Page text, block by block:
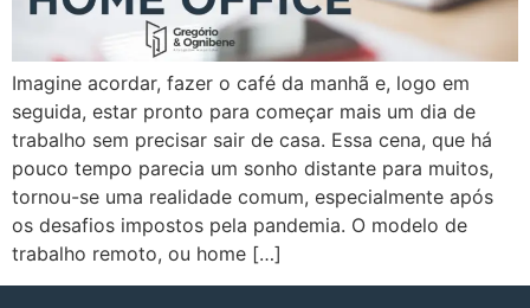
Imagine acordar, fazer o café da manhã e, logo em
seguida, estar pronto para começar mais um dia de
trabalho sem precisar sair de casa. Essa cena, que há
pouco tempo parecia um sonho distante para muitos,
tornou-se uma realidade comum, especialmente após
os desafios impostos pela pandemia. O modelo de
trabalho remoto, ou home […]